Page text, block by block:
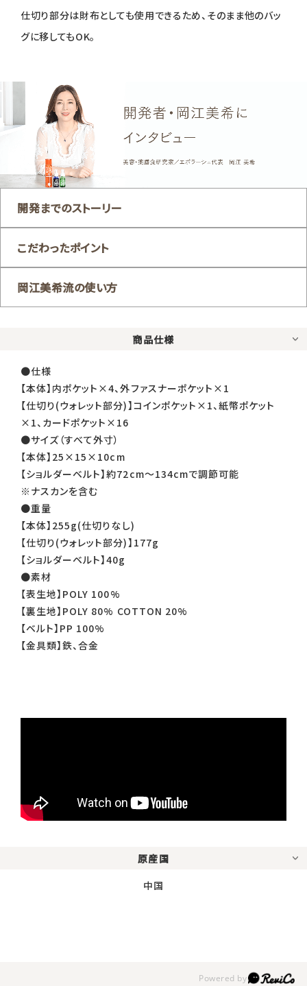
仕切り部分は財布としても使用できるため、そのまま他のバッ
グに移してもOK。
開発までのストーリー
こだわったポイント
岡江美希流の使い方
商品仕様
●仕様
【本体】内ポケット×4、外ファスナーポケット×1
【仕切り(ウォレット部分)】コインポケット×1、紙幣ポケット
×1、カードポケット×16
●サイズ（すべて外寸）
【本体】25×15×10cm
【ショルダーベルト】約72cm〜134cmで調節可能
※ナスカンを含む
●重量
【本体】255g(仕切りなし)
【仕切り(ウォレット部分)】177g
【ショルダーベルト】40g
●素材
【表生地】POLY 100%
【裏生地】POLY 80% COTTON 20%
【ベルト】PP 100%
【金具類】鉄、合金
原産国
中国